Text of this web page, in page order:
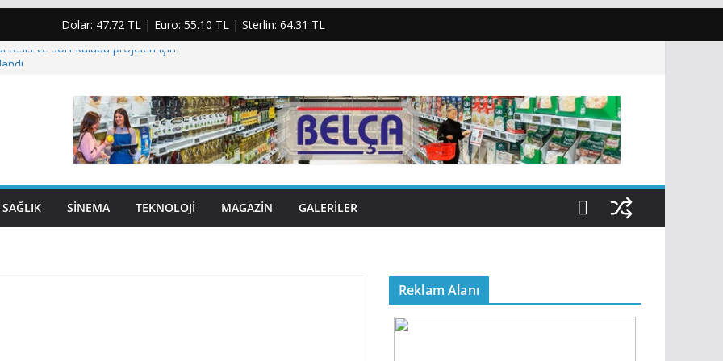
Dolar: 47.72 TL| Euro: 55.10 TL| Sterlin: 64.31 TL
tesis ve sörf kulübü projeleri için
için taziye mesajı: “Yaşanan bu acı
üzmüştür”
atıp elmacık kemiğini kıran şahıs
SAĞLIK SINEMA TEKNOLOJI MAGAZIN GALERILER
Reklam Alanı